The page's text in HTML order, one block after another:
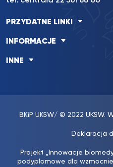
PRZYDATNE LINKI
INFORMACJE
INNE
BKiP UKSW/ © 2022 UKSW.
Deklaracja
Projekt „Innowacje
podyplomowe dla